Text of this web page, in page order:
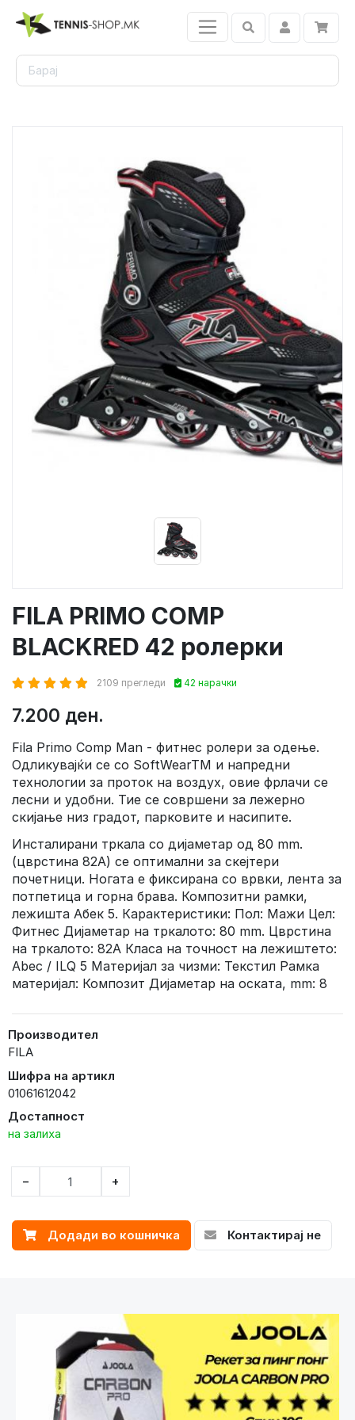
FILA PRIMO COMP
BLACKRED 42 ролерки
2109 прегледи 42 нарачки
7.200 ден.
Fila Primo Comp Man - фитнес ролери за одење.
Одликувајќи се со SoftWearTM и напредни
технологии за проток на воздух, овие фрлачи се
лесни и удобни. Тие се совршени за лежерно
скијање низ градот, парковите и насипите.
Инсталирани тркала со дијаметар од 80 mm.
(цврстина 82А) се оптимални за скејтери
почетници. Ногата е фиксирана со врвки, лента за
потпетица и горна брава. Композитни рамки,
лежишта Абек 5. Карактеристики: Пол: Мажи Цел:
Фитнес Дијаметар на тркалото: 80 mm. Цврстина
на тркалото: 82А Класа на точност на лежиштето:
Abec / ILQ 5 Материјал за чизми: Текстил Рамка
материјал: Композит Дијаметар на оската, mm: 8
Производител
FILA
Шифра на артикл
01061612042
Достапност
на залиха
− +
Додади во кошничка Контактирај не